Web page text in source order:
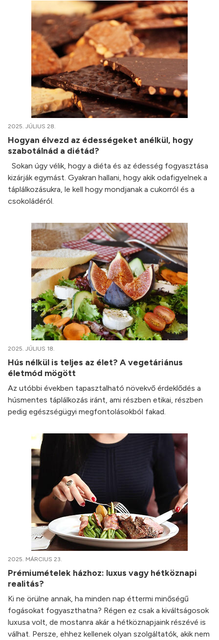
2025. JÚLIUS 28.
Hogyan élvezd az édességeket anélkül, hogy
szabotálnád a diétád?
Sokan úgy vélik, hogy a diéta és az édesség fogyasztása
kizárják egymást. Gyakran hallani, hogy akik odafigyelnek a
táplálkozásukra, le kell hogy mondjanak a cukorról és a
csokoládéról.
2025. JÚLIUS 18.
Hús nélkül is teljes az élet? A vegetáriánus
életmód mögött
Az utóbbi években tapasztalható növekvő érdeklődés a
húsmentes táplálkozás iránt, ami részben etikai, részben
pedig egészségügyi megfontolásokból fakad.
2025. MÁRCIUS 23.
Prémiumételek házhoz: luxus vagy hétköznapi
realitás?
Ki ne örülne annak, ha minden nap éttermi minőségű
fogásokat fogyaszthatna? Régen ez csak a kiváltságosok
luxusa volt, de mostanra akár a hétköznapjaink részévé is
válhat. Persze, ehhez kellenek olyan szolgáltatók, akik nem